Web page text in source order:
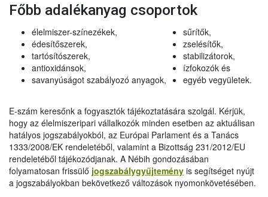
Főbb adalékanyag csoportok
élelmiszer-színezékek,
édesítőszerek,
tartósítószerek,
antioxidánsok,
savanyúságot szabályozó anyagok,
sűrítők,
zselésítők,
stabilizátorok,
ízfokozók és
egyéb vegyületek.
E-szám keresőnk a fogyasztók tájékoztatására szolgál. Kérjük,
hogy az élelmiszeripari vállalkozók minden esetben az aktuálisan
hatályos jogszabályokból, az Európai Parlament és a Tanács
1333/2008/EK rendeletéből, valamint a Bizottság 231/2012/EU
rendeletéből tájékozódjanak. A Nébih gondozásában
folyamatosan frissülő jogszabálygyűjtemény is segítséget nyújt
a jogszabályokban bekövetkező változások nyomonkövetésében.